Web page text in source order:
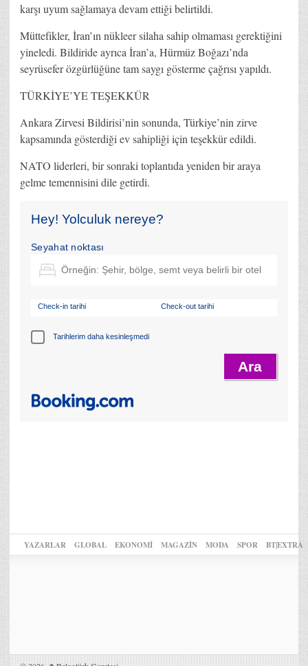
karşı uyum sağlamaya devam ettiği belirtildi.
Müttefikler, İran’ın nükleer silaha sahip olmaması gerektiğini
yineledi. Bildiride ayrıca İran’a, Hürmüz Boğazı’nda
seyrüsefer özgürlüğüne tam saygı gösterme çağrısı yapıldı.
TÜRKİYE’YE TEŞEKKÜR
Ankara Zirvesi Bildirisi’nin sonunda, Türkiye’nin zirve
kapsamında gösterdiği ev sahipliği için teşekkür edildi.
NATO liderleri, bir sonraki toplantıda yeniden bir araya
gelme temennisini dile getirdi.
Hey! Yolculuk nereye?
Seyahat noktası
Check-in tarihi Check-out tarihi
Tarihlerim daha kesinleşmedi
YAZARLAR GLOBAL EKONOMİ MAGAZİN MODA SPOR BT|EXTRA